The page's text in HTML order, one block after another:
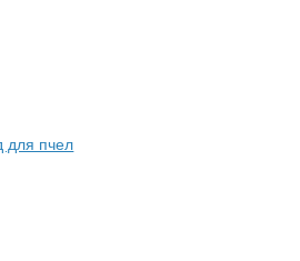
для пчел